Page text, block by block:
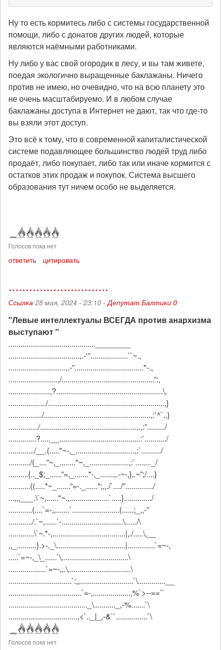
Ну то есть кормитесь либо с системы государственной
помощи, либо с донатов других людей, которые
являются наёмными работниками.
Ну либо у вас свой огородик в лесу, и вы там живете,
поедая экологично выращенные баклажаны. Ничего
против не имею, но очевидно, что на всю планету это
не очень масштабируемо. И в любом случае
баклажаны доступа в Интернет не дают, так что где-то
вы взяли этот доступ.
Это всё к тому, что в современной капиталистической
системе подавляющее большинство людей труд либо
продаёт, либо покупает, либо так или иначе кормится с
остатков этих продаж и покупок. Система высшего
образования тут ничем особо не выделяется.
Голосов пока нет
ответить цитировать
.............................
Ссылка 28 мая, 2024 - 23:10 -Депутат Балтики 0
"Левые интеллектуалы ВСЕГДА против анархизма
выступают "
............................................________
....................................,.-‘”...................``~.,
.............................,.-”..................................."-.,
.........................,/...............................................”:,
.....................,?......................................................\,
.................../...........................................................,}
................./......................................................,:`^`..}
.............../...................................................,:”........./
..............?.....__.........................................:`.........../
............./__.(....."~-,_..............................,:`........../
.........../(_....”~,_........"~,_....................,:`........_/
..........{.._$;_......”=,_......."-,_.......,.-~-,},.~”;/....}
...........((.....*~_.......”=-._......";,,./`..../”............../
...,,,___.\`~,......"~.,....................`.....}............../
............(....`=-,,.......`........................(......;_,,-”
............/.`~,......`-...............................\....../\
.............\`~.*-,.....................................|,./.....\,__
,,_..........}.>-._\...................................|..............`=~-,
.....`=~-,_\_......`\,.................................\
...................`=~-,,.\,...............................\
................................`:,,...........................`\..............__
.....................................`=-,...................,%`>--==``
........................................_\..........._,-%.......`\
...................................,<`.._|_,-&``................`\
Голосов пока нет